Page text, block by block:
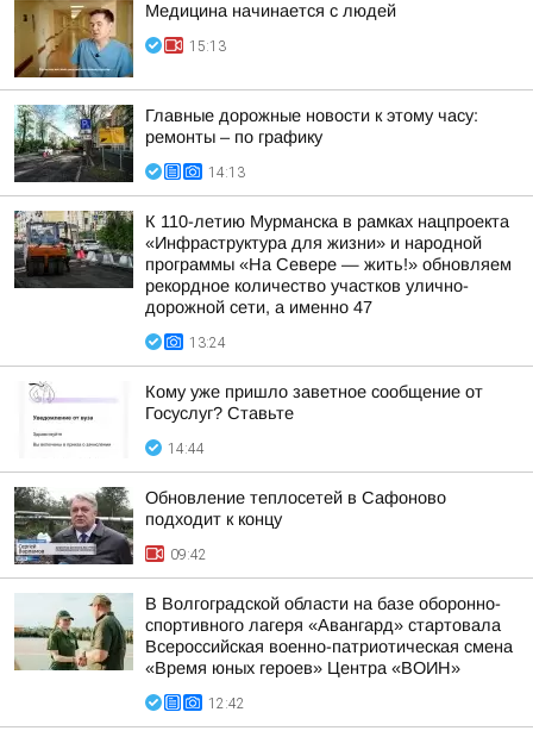
Медицина начинается с людей
15:13
Главные дорожные новости к этому часу:
ремонты – по графику
14:13
К 110-летию Мурманска в рамках нацпроекта
«Инфраструктура для жизни» и народной
программы «На Севере — жить!» обновляем
рекордное количество участков улично-
дорожной сети, а именно 47
13:24
Кому уже пришло заветное сообщение от
Госуслуг? Ставьте
14:44
Обновление теплосетей в Сафоново
подходит к концу
09:42
В Волгоградской области на базе оборонно-
спортивного лагеря «Авангард» стартовала
Всероссийская военно-патриотическая смена
«Время юных героев» Центра «ВОИН»
12:42